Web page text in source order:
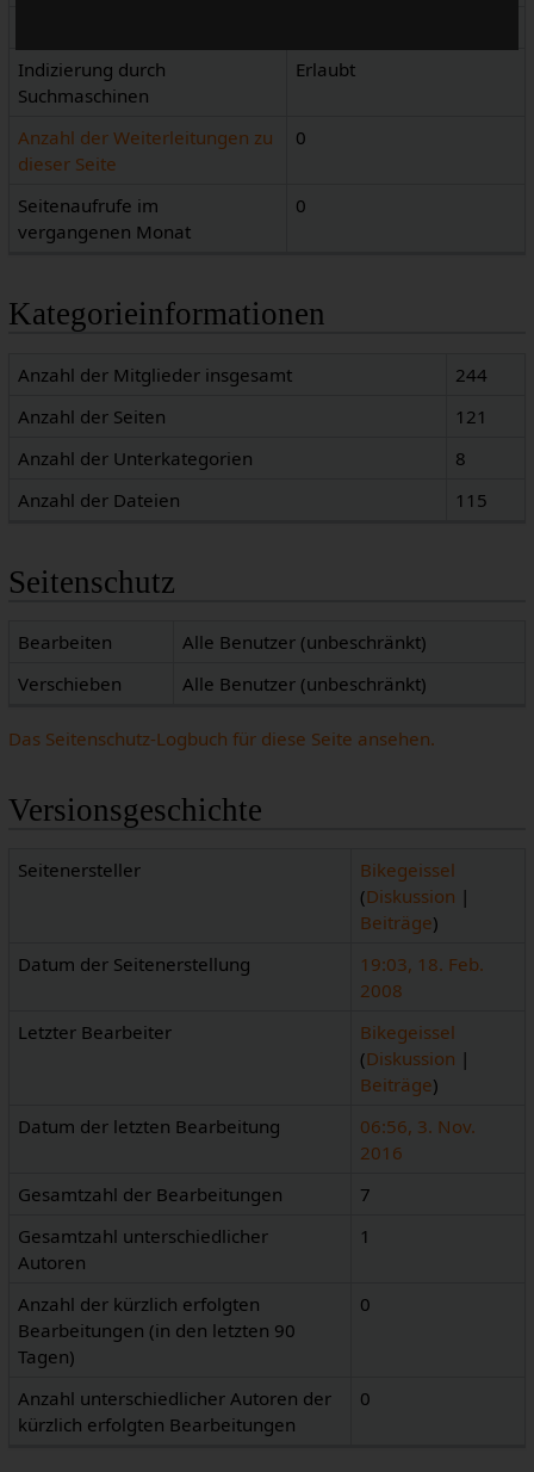
Indizierung durch
Suchmaschinen
Erlaubt
Anzahl der Weiterleitungen zu
dieser Seite
0
Seitenaufrufe im
vergangenen Monat
0
Kategorieinformationen
Anzahl der Mitglieder insgesamt
244
Anzahl der Seiten
121
Anzahl der Unterkategorien
8
Anzahl der Dateien
115
Seitenschutz
Bearbeiten
Alle Benutzer (unbeschränkt)
Verschieben
Alle Benutzer (unbeschränkt)
Das Seitenschutz-Logbuch für diese Seite ansehen.
Versionsgeschichte
Seitenersteller
Bikegeissel
(Diskussion |
Beiträge)
Datum der Seitenerstellung
19:03, 18. Feb.
2008
Letzter Bearbeiter
Bikegeissel
(Diskussion |
Beiträge)
Datum der letzten Bearbeitung
06:56, 3. Nov.
2016
Gesamtzahl der Bearbeitungen
7
Gesamtzahl unterschiedlicher
Autoren
1
Anzahl der kürzlich erfolgten
Bearbeitungen (in den letzten 90
Tagen)
0
Anzahl unterschiedlicher Autoren der
kürzlich erfolgten Bearbeitungen
0